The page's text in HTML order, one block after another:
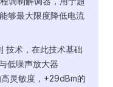
够最大限度降低电流
技术，在此技术基础
低噪声放大器
高灵敏度，+29dBm的